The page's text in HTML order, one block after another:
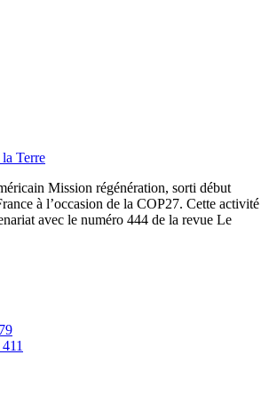
Terre
Mission régénération, sorti début
à l’occasion de la COP27. Cette activité
avec le numéro 444 de la revue Le
79
411